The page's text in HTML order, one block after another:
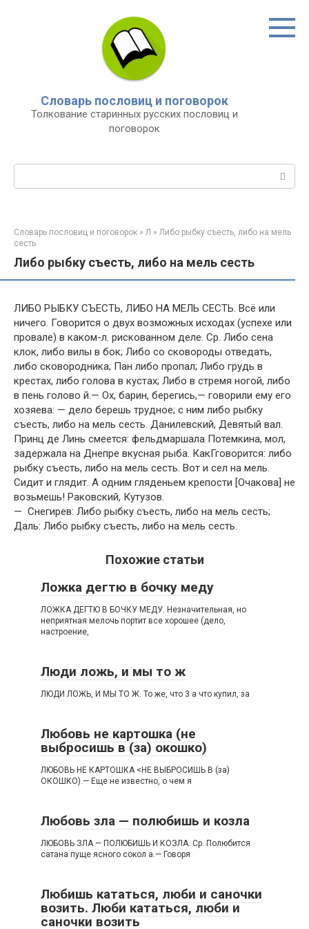
Словарь пословиц и поговорок
Толкование старинных русских пословиц и
поговорок
Словарь пословиц и поговорок » Л » Либо рыбку съесть, либо на мель
сесть
Либо рыбку съесть, либо на мель сесть
ЛИБО РЫБКУ СЪЕСТЬ, ЛИБО НА МЕЛЬ СЕСТЬ. Всё или
ничего. Говорится о двух возможных исходах (успехе или
провале) в каком-л. рискованном деле. Ср. Либо сена
клок, либо вилы в бок; Либо со сковороды отведать,
либо сковородника; Пан либо пропал; Либо грудь в
крестах, либо голова в кустах; Либо в стремя ногой, либо
в пень голово й.— Ох, барин, берегись,— говорили ему его
хозяева: — дело берешь трудное; с ним либо рыбку
съесть, либо на мель сесть. Данилевский, Девятый вал.
Принц де Линь смеется: фельдмаршала Потемкина, мол,
задержала на Днепре вкусная рыба. КакГговорится: либо
рыбку съесть, либо на мель сесть. Вот и сел на мель.
Сидит и глядит. А одним гляденьем крепости [Очакова] не
возьмешь! Раковский, Кутузов.
— Снегирев: Либо рыбку съесть, либо на мель сесть;
Даль: Либо рыбку съесть, либо на мель сесть.
Похожие статьи
Ложка дегтю в бочку меду
ЛОЖКА ДЕГТЮ В БОЧКУ МЕДУ. Незначительная, но
неприятная мелочь портит все хорошее (дело,
настроение,
Люди ложь, и мы то ж
ЛЮДИ ЛОЖЬ, И МЫ ТО Ж. То же, что 3 а что купил, за
Любовь не картошка (не
выбросишь в (за) окошко)
ЛЮБОВЬ НЕ КАРТОШКА <НЕ ВЫБРОСИШЬ В (за)
ОКОШКО).— Еще не известно, о чем я
Любовь зла — полюбишь и козла
ЛЮБОВЬ ЗЛА — ПОЛЮБИШЬ И КОЗЛА. Ср. Полюбится
сатана пуще ясного сокол а.— Говоря
Любишь кататься, люби и саночки
возить. Люби кататься, люби и
саночки возить